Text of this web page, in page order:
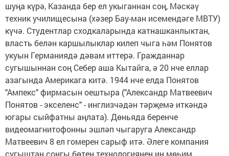
шуңа күрә, Казанда бер ел укыганнан соң, Мәскәү
техник училищесына (хәзер Бау-ман исемендәге МВТУ)
күчә. Студентлар сходкаларында катнашканлыктан,
власть белән каршылыклар килеп чыга һәм Понятов
укуын Германиядә дәвам иттерә. Гражданнар
сугышыннан соң Себер аша Кытайга, ә 20 нче еллар
азагында Америкага китә. 1944 нче елда Понятов
"Ампекс" фирмасын оештыра ("Александр Матвеевич
Понятов - экселенс" - инглизчәдән тәрҗемә иткәндә
югары сыйфатны аңлата). Дөньяда беренче
видеомагнитофонны эшләп чыгаруга Александр
Матвеевич 8 ел гомерен сарыф итә. Әлеге компания